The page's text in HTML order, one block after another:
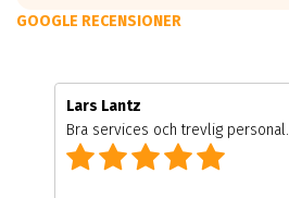
GOOGLE RECENSIONER
Lars Lantz
Bra services och trevlig personal.